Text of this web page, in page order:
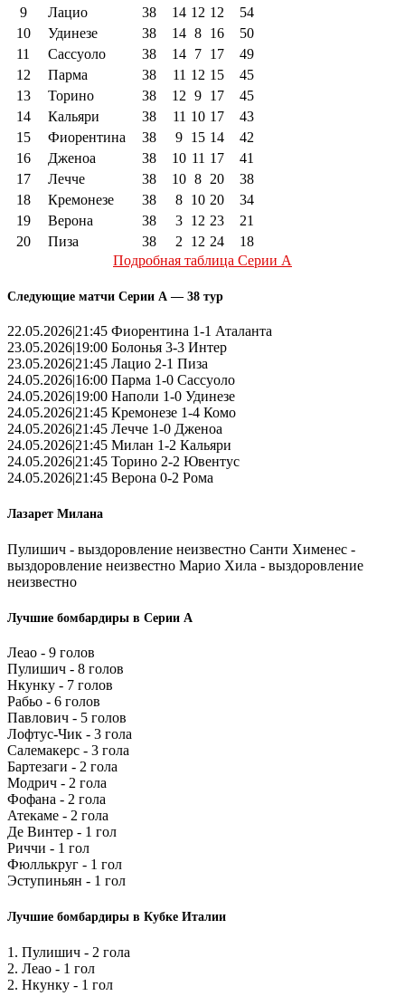
9
Лацио 38 14 12 12
54
10
Удинезе 38 14 8 16
50
11
Сассуоло 38 14 7 17
49
12
Парма 38 11 12 15
45
13
Торино 38 12 9 17
45
14
Кальяри 38 11 10 17
43
15
Фиорентина 38 9 15 14
42
16
Дженоа 38 10 11 17
41
17
Лечче 38 10 8 20
38
18
Кремонезе 38 8 10 20
34
19
Верона 38 3 12 23
21
20
Пиза 38 2 12 24
18
Подробная таблица Серии А
Следующие матчи Серии А — 38 тур
22.05.2026|21:45 Фиорентина 1-1 Аталанта
23.05.2026|19:00 Болонья 3-3 Интер
23.05.2026|21:45 Лацио 2-1 Пиза
24.05.2026|16:00 Парма 1-0 Сассуоло
24.05.2026|19:00 Наполи 1-0 Удинезе
24.05.2026|21:45 Кремонезе 1-4 Комо
24.05.2026|21:45 Лечче 1-0 Дженоа
24.05.2026|21:45 Милан 1-2 Кальяри
24.05.2026|21:45 Торино 2-2 Ювентус
24.05.2026|21:45 Верона 0-2 Рома
Лазарет Милана
Пулишич - выздоровление неизвестно Санти Хименес -
выздоровление неизвестно Марио Хила - выздоровление
неизвестно
Лучшие бомбардиры в Серии А
Леао - 9 голов
Пулишич - 8 голов
Нкунку - 7 голов
Рабьо - 6 голов
Павлович - 5 голов
Лофтус-Чик - 3 гола
Салемакерс - 3 гола
Бартезаги - 2 гола
Модрич - 2 гола
Фофана - 2 гола
Атекаме - 2 гола
Де Винтер - 1 гол
Риччи - 1 гол
Фюллькруг - 1 гол
Эступиньян - 1 гол
Лучшие бомбардиры в Кубке Италии
1. Пулишич - 2 гола
2. Леао - 1 гол
2. Нкунку - 1 гол